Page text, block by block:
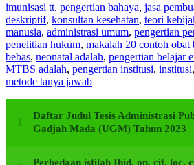
imunisasi tt, pengertian bahaya, jasa
deskriptif, konsultan kesehatan, teori
manusia, administrasi umum, pengertian
penelitian hukum, makalah 20 contoh obat
bebas, neonatal adalah, pengertian belajar
MTBS adalah, pengertian institusi, institusi,
metode tanya jawab
Daftar Judul Tesis Administrasi
Gadjah Mada (UGM) Tahun 2023
Perbedaan istilah Ibid, op. cit, loc.